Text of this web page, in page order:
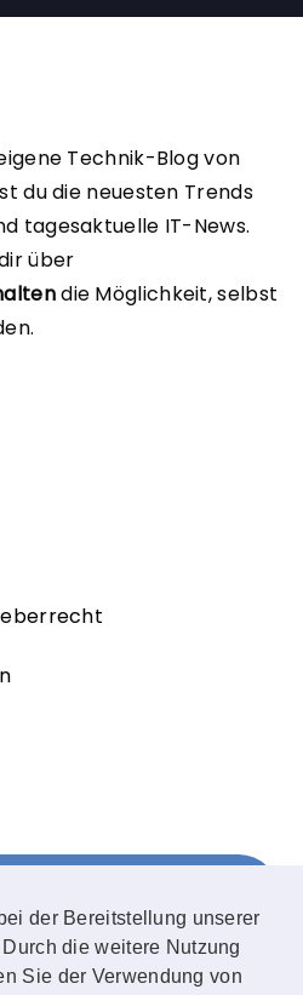
der Bereitstellung unserer
die weitere Nutzung
Sie der Verwendung von
Technik-Blog von
du die neuesten Trends
tagesaktuelle IT-News.
über
die Möglichkeit, selbst